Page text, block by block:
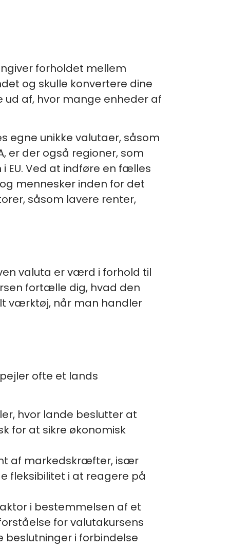
forholdet mellem
og skulle konvertere dine
af, hvor mange enheder af
egne unikke valutaer, såsom
er der også regioner, som
Ved at indføre en fælles
mennesker inden for det
såsom lavere renter,
valuta er værd i forhold til
fortælle dig, hvad den
værktøj, når man handler
ofte et lands
hvor lande beslutter at
for at sikre økonomisk
af markedskræfter, især
fleksibilitet i at reagere på
i bestemmelsen af et
for valutakursens
i forbindelse